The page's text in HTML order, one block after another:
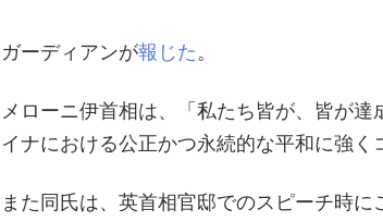
ガーディアンが報じた 。
メローニ伊首相は、「私たち皆が、皆が
イナにおける公正かつ永続的な平和に強く
また同氏は、英首相官邸でのスピーチ時